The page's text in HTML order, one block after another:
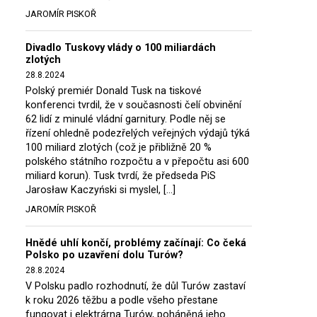
JAROMÍR PISKOŘ
Divadlo Tuskovy vlády o 100 miliardách
zlotých
28.8.2024
Polský premiér Donald Tusk na tiskové
konferenci tvrdil, že v současnosti čelí obvinění
62 lidí z minulé vládní garnitury. Podle něj se
řízení ohledně podezřelých veřejných výdajů týká
100 miliard zlotých (což je přibližně 20 %
polského státního rozpočtu a v přepočtu asi 600
miliard korun). Tusk tvrdí, že předseda PiS
Jarosław Kaczyński si myslel, […]
JAROMÍR PISKOŘ
Hnědé uhlí končí, problémy začínají: Co čeká
Polsko po uzavření dolu Turów?
28.8.2024
V Polsku padlo rozhodnutí, že důl Turów zastaví
k roku 2026 těžbu a podle všeho přestane
fungovat i elektrárna Turów, poháněná jeho